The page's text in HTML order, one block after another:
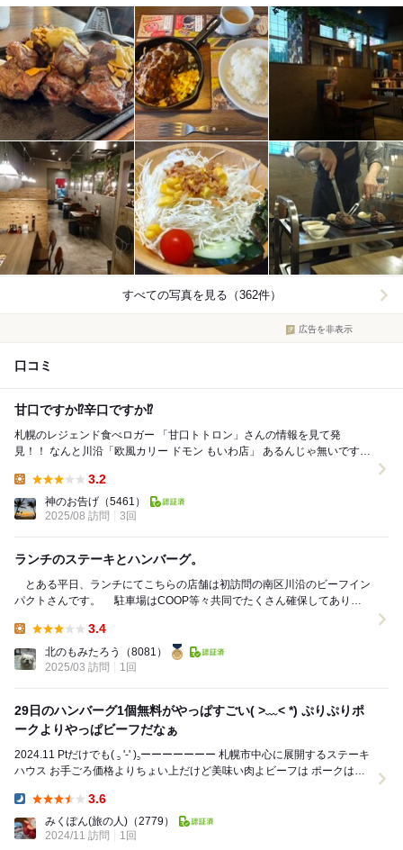
すべての写真を見る（362件）
広告を非表示
口コミ
甘口ですか⁉️辛口ですか⁉️
札幌のレジェンド食べロガー 「甘口トトロン」さんの情報を見て発
見！！ なんと川沿「欧風カリー ドモン もいわ店」 あるんじゃ無いです
3.2
神のお告げ （5461）
2025/08 訪問
3回
ランチのステーキとハンバーグ。
とある平日、ランチにてこちらの店舗は初訪問の南区川沿のビーフイン
パクトさんです。 駐車場はCOOP等々共同でたくさん確保してありま
3.4
北のもみたろう
（8081）
2025/03 訪問
1回
29日のハンバーグ1個無料がやっぱすごい( >﹏< *) ぷりぷりポ
ークよりやっぱビーフだなぁ
2024.11 Ptだけでも( ꜆ '-' )꜆ーーーーーーー 札幌市中心に展開するステーキ
ハウス お手ごろ価格よりちょい上だけど美味い肉よビーフは ポークは安
3.6
みくぽん(旅の人) （2779）
2024/11 訪問
1回